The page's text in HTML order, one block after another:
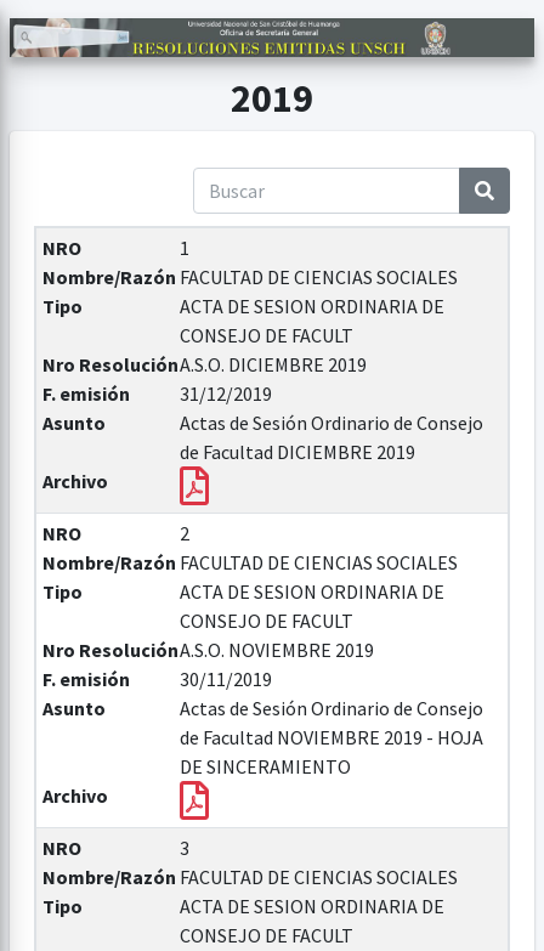
2019
NRO
1
Nombre/Razón FACULTAD DE CIENCIAS SOCIALES
Tipo
ACTA DE SESION ORDINARIA DE
CONSEJO DE FACULT
Nro ResoluciónA.S.O. DICIEMBRE 2019
F. emisión
31/12/2019
Asunto
Actas de Sesión Ordinario de Consejo
de Facultad DICIEMBRE 2019
Archivo
NRO
2
Nombre/Razón FACULTAD DE CIENCIAS SOCIALES
Tipo
ACTA DE SESION ORDINARIA DE
CONSEJO DE FACULT
Nro ResoluciónA.S.O. NOVIEMBRE 2019
F. emisión
30/11/2019
Asunto
Actas de Sesión Ordinario de Consejo
de Facultad NOVIEMBRE 2019 - HOJA
DE SINCERAMIENTO
Archivo
NRO
3
Nombre/Razón FACULTAD DE CIENCIAS SOCIALES
Tipo
ACTA DE SESION ORDINARIA DE
CONSEJO DE FACULT